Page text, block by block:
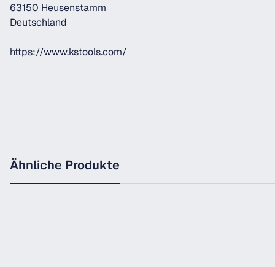
63150 Heusenstamm
Deutschland
https://www.kstools.com/
Ähnliche Produkte